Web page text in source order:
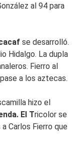
al 94 para
se desarrolló.
Hidalgo. La dupla
Fierro al
a los aztecas.
hizo el
El Tricolor se
Carlos Fierro que